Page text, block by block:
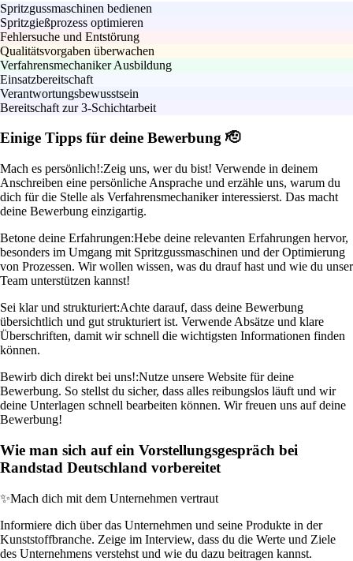
Spritzgussmaschinen bedienen
Spritzgießprozess optimieren
Fehlersuche und Entstörung
Qualitätsvorgaben überwachen
Verfahrensmechaniker Ausbildung
Einsatzbereitschaft
Verantwortungsbewusstsein
Bereitschaft zur 3-Schichtarbeit
Einige Tipps für deine Bewerbung 🫡
Mach es persönlich!:Zeig uns, wer du bist! Verwende in deinem
Anschreiben eine persönliche Ansprache und erzähle uns, warum du
dich für die Stelle als Verfahrensmechaniker interessierst. Das macht
deine Bewerbung einzigartig.
Betone deine Erfahrungen:Hebe deine relevanten Erfahrungen hervor,
besonders im Umgang mit Spritzgussmaschinen und der Optimierung
von Prozessen. Wir wollen wissen, was du drauf hast und wie du unser
Team unterstützen kannst!
Sei klar und strukturiert:Achte darauf, dass deine Bewerbung
übersichtlich und gut strukturiert ist. Verwende Absätze und klare
Überschriften, damit wir schnell die wichtigsten Informationen finden
können.
Bewirb dich direkt bei uns!:Nutze unsere Website für deine
Bewerbung. So stellst du sicher, dass alles reibungslos läuft und wir
deine Unterlagen schnell bearbeiten können. Wir freuen uns auf deine
Bewerbung!
Wie man sich auf ein Vorstellungsgespräch bei
Randstad Deutschland vorbereitet
✨Mach dich mit dem Unternehmen vertraut
Informiere dich über das Unternehmen und seine Produkte in der
Kunststoffbranche. Zeige im Interview, dass du die Werte und Ziele
des Unternehmens verstehst und wie du dazu beitragen kannst.